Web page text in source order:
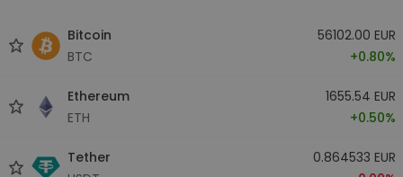
Bitcoin
BTC
56102.00 EUR
+0.80%
Ethereum
ETH
1655.54 EUR
+0.50%
Tether
0.864533 EUR